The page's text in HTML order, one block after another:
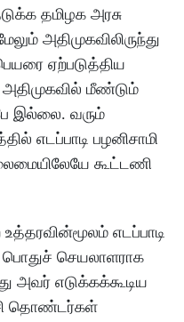
தமிழக அரசு
அதிமுகவிலிருந்து
ஏற்படுத்திய
மீண்டும்
இல்லை. வரும்
எடப்பாடி பழனிசாமி
கூட்டணி
எடப்பாடி
பொதுச் செயலாளராக
அவர் எடுக்கக்கூடிய
தொண்டர்கள்